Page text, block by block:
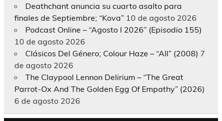
Deathchant anuncia su cuarto asalto para
finales de Septiembre; “Kova” 10 de agosto 2026
Podcast Online – “Agosto I 2026” (Episodio 155)
10 de agosto 2026
Clásicos Del Género; Colour Haze – “All” (2008) 7
de agosto 2026
The Claypool Lennon Delirium – “The Great
Parrot-Ox And The Golden Egg Of Empathy” (2026)
6 de agosto 2026